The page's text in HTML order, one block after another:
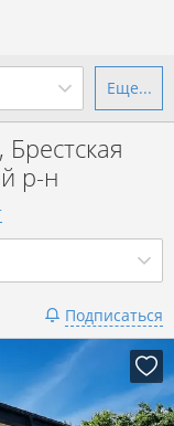
до
Еще...
р-н
Подписаться
94?